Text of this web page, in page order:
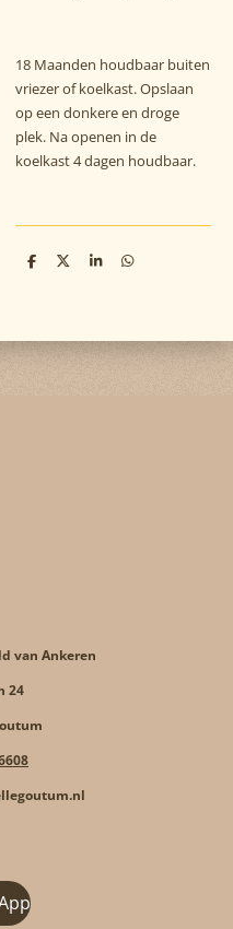
18 Maanden houdbaar buiten
vriezer of koelkast. Opslaan
op een donkere en droge
plek. Na openen in de
koelkast 4 dagen houdbaar.
D
D
S
D
van Ankeren
24